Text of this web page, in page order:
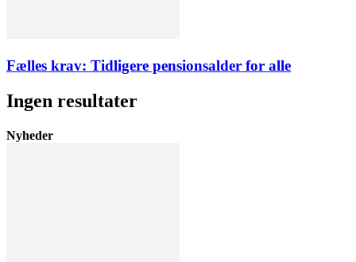
Fælles krav: Tidligere pensionsalder for alle
Ingen resultater
Nyheder